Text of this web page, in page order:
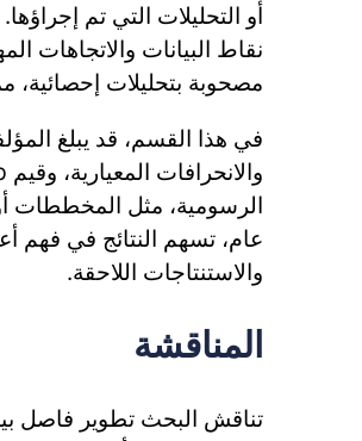
أو التحليلات التي تم
نقاط البيانات والاتجاهات
مصحوبة بتحليلات إحصائية،
في هذا القسم، قد يبلغ
الرسومية، مثل المخططات
عام، تسهم النتائج في
والاستنتاجات اللاحقة.
المناقشة